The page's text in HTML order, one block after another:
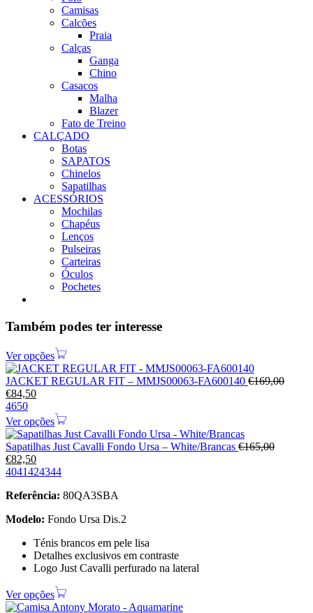
Camisas
Calcões
Praia
Calças
Ganga
Chino
Casacos
Malha
Blazer
Fato de Treino
CALÇADO
Botas
SAPATOS
Chinelos
Sapatilhas
ACESSÓRIOS
Mochilas
Chapéus
Lenços
Pulseiras
Carteiras
Óculos
Pochetes
Também podes ter interesse
Ver opções
JACKET REGULAR FIT – MMJS00063-FA600140 €169,00
€84,50
4650
Ver opções
Sapatilhas Just Cavalli Fondo Ursa – White/Brancas €165,00
€82,50
4041424344
Referência: 80QA3SBA
Modelo: Fondo Ursa Dis.2
Ténis brancos em pele lisa
Detalhes exclusivos em contraste
Logo Just Cavalli perfurado na lateral
Ver opções